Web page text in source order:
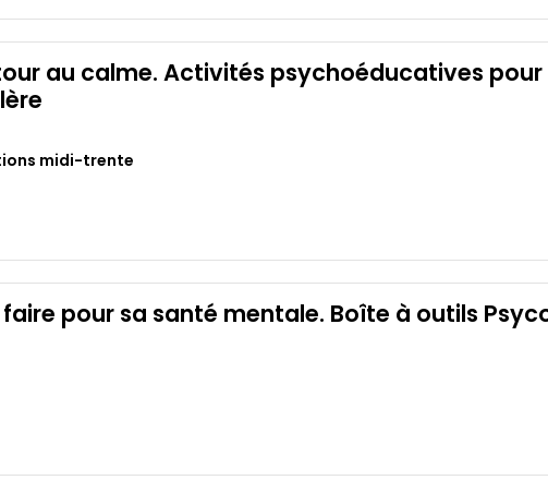
au calme. Activités psychoéducatives pour
midi-trente
faire pour sa santé mentale. Boîte à outils